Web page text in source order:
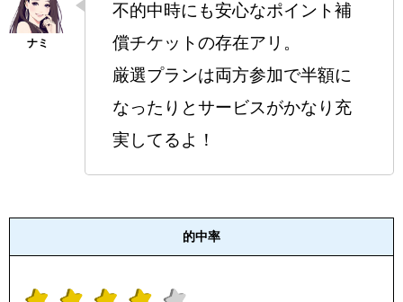
不的中時にも安心なポイント補
償チケットの存在アリ。
厳選プランは両方参加で半額に
なったりとサービスがかなり充
実してるよ！
的中率